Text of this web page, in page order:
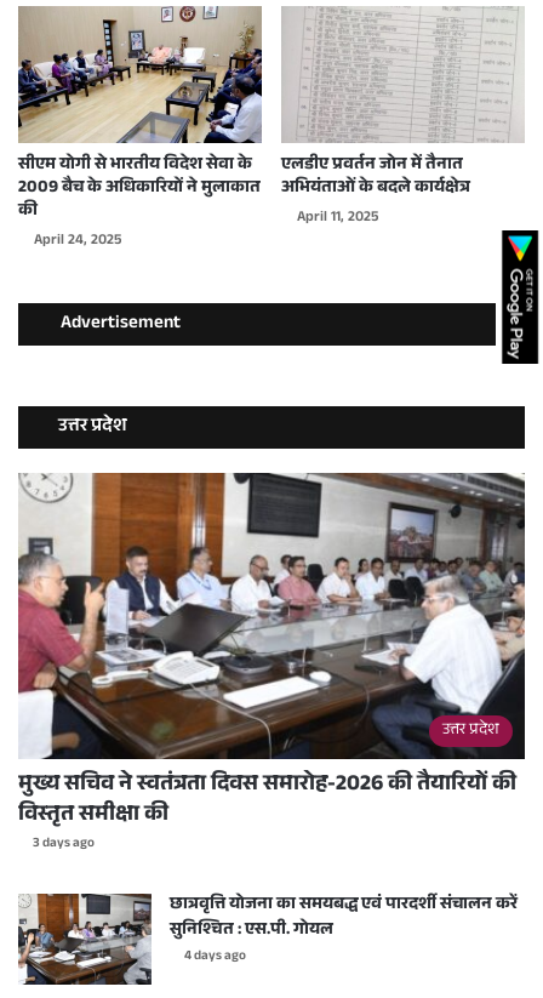
सीएम योगी से भारतीय विदेश सेवा के
2009 बैच के अधिकारियों ने मुलाकात
की
April 24, 2025
एलडीए प्रवर्तन जोन में तैनात
अभियंताओं के बदले कार्यक्षेत्र
April 11, 2025
Advertisement
उत्तर प्रदेश
उत्तर प्रदेश
मुख्य सचिव ने स्वतंत्रता दिवस समारोह-2026 की तैयारियों की
विस्तृत समीक्षा की
3 days ago
छात्रवृत्ति योजना का समयबद्ध एवं पारदर्शी संचालन करें
सुनिश्चित : एस.पी. गोयल
4 days ago